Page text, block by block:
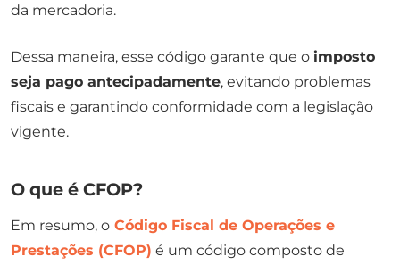
da mercadoria.
Dessa maneira, esse código garante que o imposto
seja pago antecipadamente, evitando problemas
fiscais e garantindo conformidade com a legislação
vigente.
O que é CFOP?
Em resumo, o Código Fiscal de Operações e
Prestações (CFOP) é um código composto de